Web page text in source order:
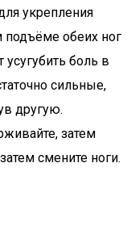
укрепления
обеих ног
боль в
сильные,
другую.
затем
смените ноги.